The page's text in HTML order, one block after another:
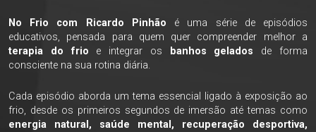
No Frio com Ricardo Pinhão é uma série de episódios
educativos, pensada para quem quer compreender melhor a
terapia do frio e integrar os banhos gelados de forma
consciente na sua rotina diária.
Cada episódio aborda um tema essencial ligado à exposição ao
frio, desde os primeiros segundos de imersão até temas como
energia natural, saúde mental, recuperação desportiva,